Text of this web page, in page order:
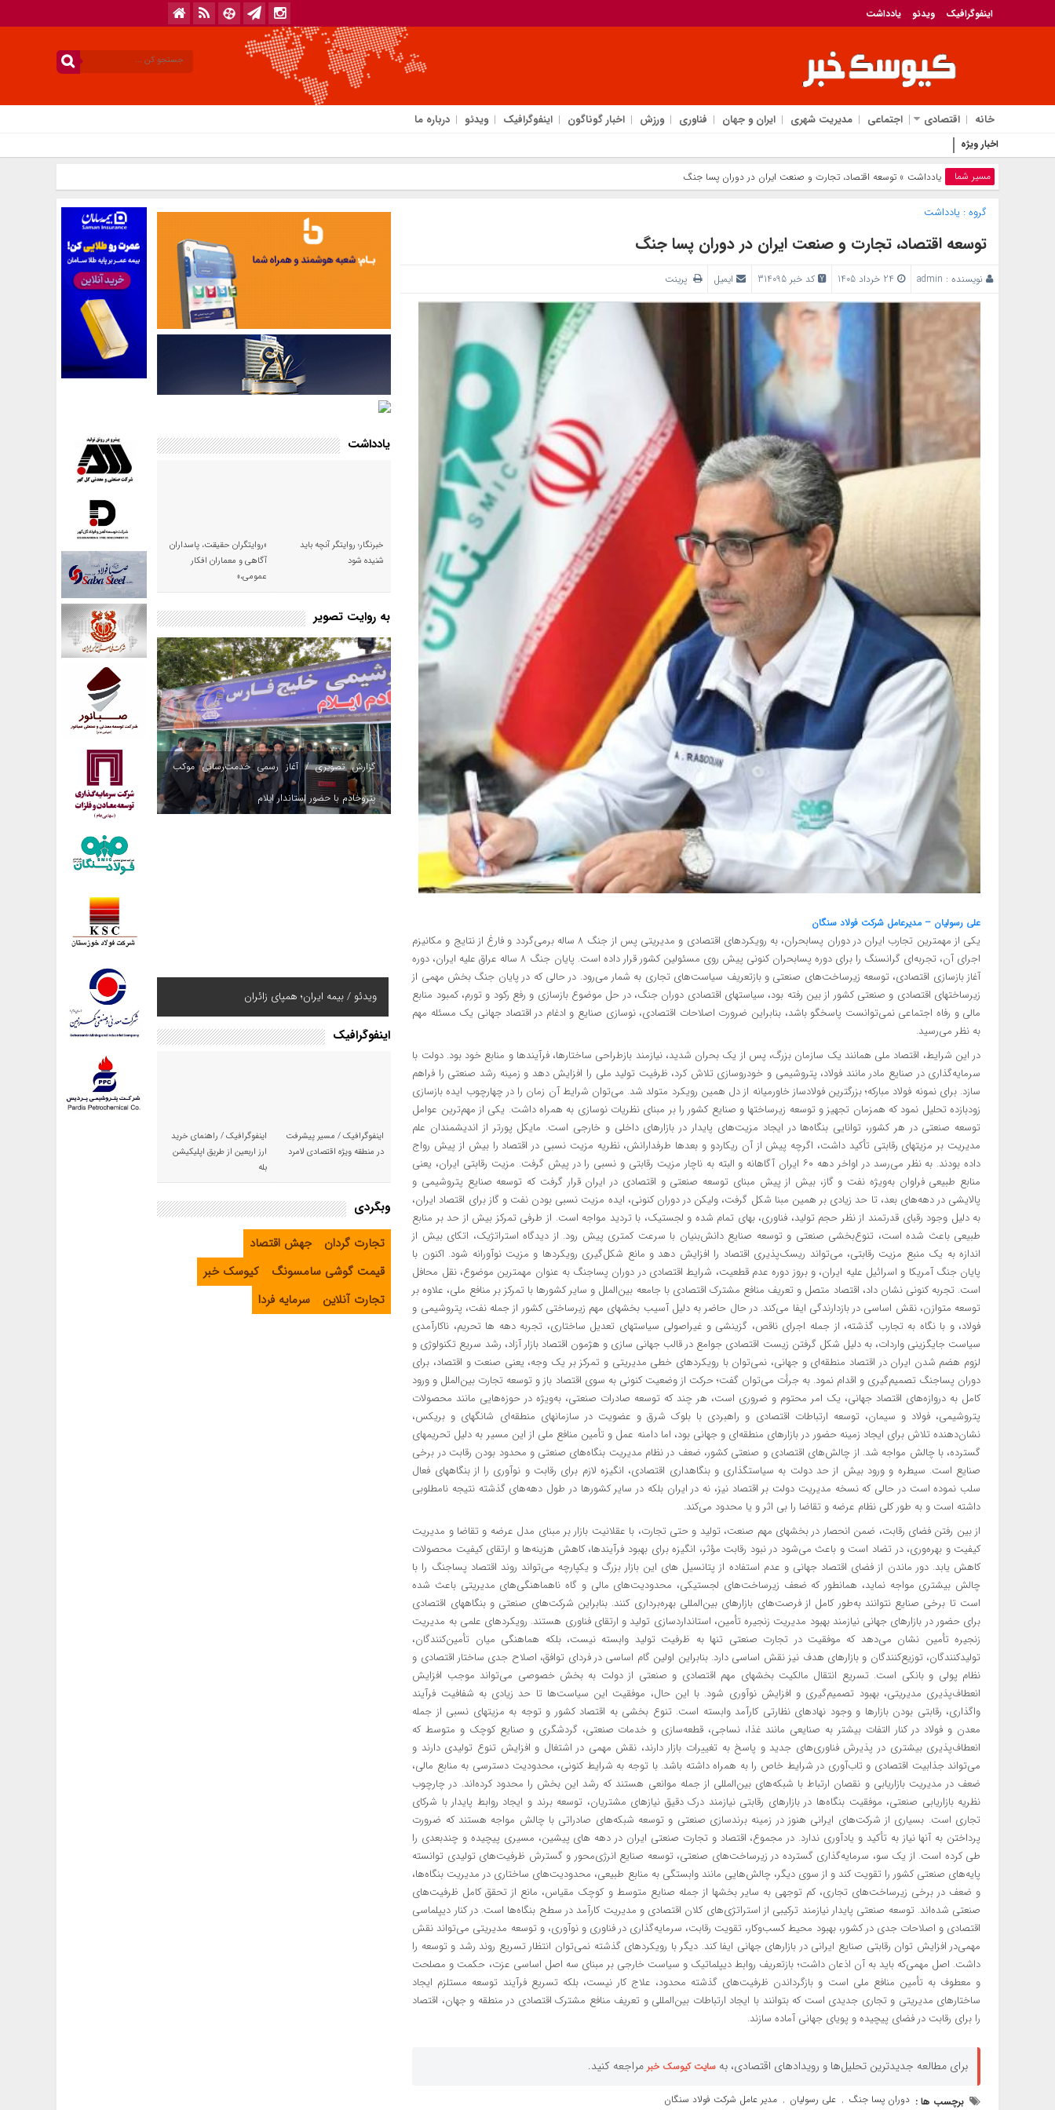
اینفوگرافیک ویدئو یادداشت
خانه اقتصادی اجتماعی مدیریت شهری ایران و جهان فناوری ورزش اخبار گوناگون اینفوگرافیک ویدئو درباره ما
اخبار ویژه
مسیر شما یادداشت » توسعه اقتصاد، تجارت و صنعت ایران در دوران پسا جنگ
گروه :یادداشت
توسعه اقتصاد، تجارت و صنعت ایران در دوران پسا جنگ
نویسنده : admin کد خبر 314095 ایمیل پرینت
علی رسولیان – مدیرعامل شرکت فولاد سنگان
یکی از مهمترین تجارب ایران در دوران پسابحران، به رویکردهای اقتصادی و مدیریتی پس از جنگ ۸ ساله برمی‌گردد و فارغ از نتایج و مکانیزم
اجرای آن، تجربه‌ای گرانسنگ را برای دوره پسابحران کنونی پیش روی مسئولین کشور قرار داده است. پایان جنگ ۸ ساله عراق علیه ایران، دوره
آغاز بازسازی اقتصادی، توسعه زیرساخت‌های صنعتی و بازتعریف سیاست‌های تجاری به شمار می‌رود. در حالی که در پایان جنگ بخش مهمی‌ از
زیرساختهای اقتصادی و صنعتی کشور از بین رفته بود، سیاستهای اقتصادی دوران جنگ، در حل موضوع بازسازی و رفع رکود و تورم، کمبود منابع
مالی و رفاه اجتماعی نمی‌توانست پاسخگو باشد، بنابراین ضرورت اصلاحات اقتصادی، نوسازی صنایع و ادغام در اقتصاد جهانی یک مسئله مهم
به نظر می‌رسید.
در این شرایط، اقتصاد ملی همانند یک سازمان بزرگ، پس از یک بحران شدید، نیازمند بازطراحی ساختارها، فرآیندها و منابع خود بود. دولت با
سرمایه‌گذاری در صنایع مادر مانند فولاد، پتروشیمی ‌و خودروسازی تلاش کرد، ظرفیت تولید ملی را افزایش دهد و زمینه رشد صنعتی را فراهم
سازد. برای نمونه فولاد مبارکه؛ بزرگترین فولادساز خاورمیانه از دل همین رویکرد متولد شد. می‌توان شرایط آن زمان را در چهارچوب ایده بازسازی
زودبازده تحلیل نمود که همزمان تجهیز و توسعه زیرساختها و صنایع کشور را بر مبنای نظریات نوسازی به همراه داشت. یکی از مهم‌ترین عوامل
توسعه صنعتی در هر کشور، توانایی بنگاه‌ها در ایجاد مزیت‌های پایدار در بازارهای داخلی و خارجی است. مایکل پورتر از اندیشمندان علم
مدیریت بر مزیتهای رقابتی تأکید داشت، اگرچه پیش از آن ریکاردو و بعدها طرفدارانش، نظریه مزیت نسبی در اقتصاد را بیش از پیش رواج
داده بودند. به نظر می‌رسد در اواخر دهه ۶۰ ایران آگاهانه و البته به ناچار مزیت رقابتی و نسبی را در پیش گرفت. مزیت رقابتی ایران، یعنی
منابع طبیعی فراوان به‌ویژه نفت و گاز، بیش از پیش مبنای توسعه صنعتی و اقتصادی در ایران قرار گرفت که توسعه صنایع پتروشیمی‌ و
پالایشی در دهه‌های بعد، تا حد زیادی بر همین مبنا شکل گرفت، ولیکن در دوران کنونی، ایده مزیت نسبی بودن نفت و گاز برای اقتصاد ایران،
به دلیل وجود رقبای قدرتمند از نظر حجم تولید، فناوری، بهای تمام شده و لجستیک، با تردید مواجه است. از طرفی تمرکز بیش از حد بر منابع
طبیعی باعث شده است، تنوع‌بخشی صنعتی و توسعه صنایع دانش‌بنیان با سرعت کمتری پیش رود. از دیدگاه استراتژیک، اتکای بیش از
اندازه به یک منبع مزیت رقابتی، می‌تواند ریسک‌پذیری اقتصاد را افزایش دهد و مانع شکل‌گیری رویکردها و مزیت نوآورانه شود. اکنون با
پایان جنگ آمریکا و اسرائیل علیه ایران، و بروز دوره عدم قطعیت، شرایط اقتصادی در دوران پساجنگ به عنوان مهمترین موضوع، نقل محافل
است. تجربه کنونی نشان داد، اقتصاد متصل و تعریف منافع مشترک اقتصادی با جامعه بین‌الملل و سایر کشورها با تمرکز بر منافع ملی، علاوه بر
توسعه متوازن، نقش اساسی در بازدارندگی ایفا می‌کند. در حال حاضر به دلیل آسیب بخشهای مهم زیرساختی کشور از جمله نفت، پتروشیمی ‌و
فولاد، و با نگاه به تجارب گذشته، از جمله اجرای ناقص، گزینشی و غیراصولی سیاستهای تعدیل ساختاری، تجربه دهه ها تحریم، ناکارآمدی
سیاست جایگزینی واردات، به دلیل شکل گرفتن زیست اقتصادی جوامع در قالب جهانی سازی و هژمون اقتصاد بازار آزاد، رشد سریع تکنولوژی و
لزوم هضم شدن ایران در اقتصاد منطقه‌ای و جهانی، نمی‌توان با رویکردهای خطی مدیریتی و تمرکز بر یک وجه، یعنی صنعت و اقتصاد، برای
دوران پساجنگ تصمیم‌گیری و اقدام نمود. به جرأت می‌توان گفت؛ حرکت از وضعیت کنونی به سوی اقتصاد ‌باز و توسعه تجارت بین‌الملل و ورود
کامل به دروازه‌های اقتصاد جهانی، یک امر محتوم و ضروری است، هر چند که توسعه صادرات صنعتی، به‌ویژه در حوزه‌هایی مانند محصولات
پتروشیمی، فولاد و سیمان، توسعه ارتباطات اقتصادی و راهبردی با بلوک شرق و عضویت در سازمانهای منطقه‌ای شانگهای و بریکس،
نشان‌دهنده تلاش برای ایجاد زمینه حضور در بازارهای منطقه‌ای و جهانی بود، اما دامنه عمل و تأمین منافع ملی از این مسیر به دلیل تحریمهای
گسترده، با چالش مواجه شد. از چالش‌های اقتصادی و صنعتی کشور، ضعف در نظام مدیریت بنگاه‌های صنعتی و محدود بودن رقابت در برخی
صنایع است. سیطره و ورود بیش از حد دولت به سیاستگذاری و بنگاهداری اقتصادی، انگیزه لازم برای رقابت و نوآوری را از بنگاههای فعال
سلب نموده است در حالی که نسخه مدیریت دولت بر اقتصاد نیز، نه در ایران بلکه در سایر کشورها در طول دهه‌های گذشته نتیجه نامطلوبی
داشته است و به طور کلی نظام عرضه و تقاضا را بی اثر و یا محدود می‌کند.
از بین رفتن فضای رقابت، ضمن انحصار در بخشهای مهم صنعت، تولید و حتی تجارت، با عقلانیت بازار بر مبنای مدل عرضه و تقاضا و مدیریت
کیفیت و بهره‌وری، در تضاد است و باعث می‌شود در نبود رقابت مؤثر، انگیزه برای بهبود فرآیندها، کاهش هزینه‌ها و ارتقای کیفیت محصولات
کاهش یابد. دور ماندن از فضای اقتصاد جهانی و عدم استفاده از پتانسیل های این بازار بزرگ و یکپارچه می‌تواند روند اقتصاد پساجنگ را با
چالش بیشتری مواجه نماید، همانطور که ضعف زیرساخت‌های لجستیکی، محدودیت‌های مالی و گاه ناهماهنگی‌های مدیریتی باعث شده
است تا برخی صنایع نتوانند به‌طور کامل از فرصت‌های بازارهای بین‌المللی بهره‌برداری کنند. بنابراین شرکت‌های صنعتی و بنگاههای اقتصادی
برای حضور در بازارهای جهانی نیازمند بهبود مدیریت زنجیره تأمین، استانداردسازی تولید و ارتقای فناوری هستند. رویکردهای علمی ‌به مدیریت
زنجیره تأمین نشان می‌دهد که موفقیت در تجارت صنعتی تنها به ظرفیت تولید وابسته نیست، بلکه هماهنگی میان تأمین‌کنندگان،
تولیدکنندگان، توزیع‌کنندگان و بازارهای هدف نیز نقش اساسی دارد. بنابراین اولین گام اساسی در فردای توافق، اصلاح جدی ساختار اقتصادی و
نظام پولی و بانکی است. تسریع انتقال مالکیت بخشهای مهم اقتصادی و صنعتی از دولت به بخش خصوصی می‌تواند موجب افزایش
انعطاف‌پذیری مدیریتی، بهبود تصمیم‌گیری و افزایش نوآوری شود. با این حال، موفقیت این سیاست‌ها تا حد زیادی به شفافیت فرآیند
واگذاری، رقابتی بودن بازارها و وجود نهادهای نظارتی کارآمد وابسته است. تنوع بخشی به اقتصاد کشور و توجه به مزیتهای نسبی از جمله
معدن و فولاد در کنار التفات بیشتر به صنایعی مانند غذا، نساجی، قطعه‌سازی و خدمات صنعتی، گردشگری و صنایع کوچک و متوسط که
انعطاف‌پذیری بیشتری در پذیرش فناوری‌های جدید و پاسخ به تغییرات بازار دارند، نقش مهمی‌ در اشتغال و افزایش تنوع تولیدی دارند و
می‌تواند جذابیت اقتصادی و تاب‌آوری در شرایط خاص را به همراه داشته باشد. با توجه به شرایط کنونی، محدودیت دسترسی به منابع مالی،
ضعف در مدیریت بازاریابی و نقصان ارتباط با شبکه‌های بین‌المللی از جمله موانعی هستند که رشد این بخش را محدود کرده‌اند. در چارچوب
نظریه بازاریابی صنعتی، موفقیت بنگاه‌ها در بازارهای رقابتی نیازمند درک دقیق نیازهای مشتریان، توسعه برند و ایجاد روابط پایدار با شرکای
تجاری است. بسیاری از شرکت‌های ایرانی هنوز در زمینه برندسازی صنعتی و توسعه شبکه‌های صادراتی با چالش مواجه هستند که ضرورت
پرداختن به آنها نیاز به تأکید و یادآوری ندارد. در مجموع، اقتصاد و تجارت صنعتی ایران در دهه های پیشین، مسیری پیچیده و چندبعدی را
طی کرده است. از یک سو، سرمایه‌گذاری گسترده در زیرساخت‌های صنعتی، توسعه صنایع انرژی‌محور و گسترش ظرفیت‌های تولیدی توانسته
پایه‌های صنعتی کشور را تقویت کند و از سوی دیگر، چالش‌هایی مانند وابستگی به منابع طبیعی، محدودیت‌های ساختاری در مدیریت بنگاه‌ها،
و ضعف در برخی زیرساخت‌های تجاری، کم توجهی به سایر بخشها از جمله صنایع متوسط و کوچک مقیاس، مانع از تحقق کامل ظرفیت‌های
صنعتی شده‌اند. توسعه صنعتی پایدار نیازمند ترکیبی از استراتژی‌های کلان اقتصادی و مدیریت کارآمد در سطح بنگاه‌ها است. در کنار دیپلماسی
اقتصادی و اصلاحات جدی در کشور، بهبود محیط کسب‌وکار، تقویت رقابت، سرمایه‌گذاری در فناوری و نوآوری، و توسعه مدیریتی می‌تواند نقش
مهمی‌در افزایش توان رقابتی صنایع ایرانی در بازارهای جهانی ایفا کند. دیگر با رویکردهای گذشته نمی‌توان انتظار تسریع روند رشد و توسعه را
داشت. اصل مهمی‌که باید به آن اذعان داشت؛ بازتعریف روابط دیپلماتیک و سیاست خارجی بر مبنای سه اصل اساسی عزت، حکمت و مصلحت
و معطوف به تأمین منافع ملی است و بازگرداندن ظرفیت‌های گذشته محدود، علاج کار نیست، بلکه تسریع فرآیند توسعه مستلزم ایجاد
ساختارهای مدیریتی و تجاری جدیدی است که بتوانند با ایجاد ارتباطات بین‌المللی و تعریف منافع مشترک اقتصادی در منطقه و جهان، اقتصاد
را برای رقابت در فضای پیچیده و پویا‌ی جهانی آماده سازند.
برای مطالعه جدیدترین تحلیل‌ها و رویدادهای اقتصادی، به سایت کیوسک خبر مراجعه کنید.
برچسب ها : دوران پسا جنگ , علی رسولیان , مدیر عامل شرکت فولاد سنگان
یادداشت
خبرنگار؛ روایتگر آنچه باید
شنیده شود
«روایتگران حقیقت، پاسداران
آگاهی و معماران افکار
عمومی،»
به روایت تصویر
گزارش تصویری / آغاز رسمی خدمت‌رسانی موکب
پتروخادم با حضور استاندار ایلام
ویدئو / بیمه ایران؛ همپای زائران
اینفوگرافیک
اینفوگرافیک / مسیر پیشرفت
در منطقه ویژه اقتصادی لامرد
اینفوگرافیک / راهنمای خرید
ارز اربعین از طریق اپلیکیشن
بله
وبگردی
تجارت گردان
جهش اقتصاد
قیمت گوشی سامسونگ
کیوسک خبر
تجارت آنلاین
سرمایه فردا